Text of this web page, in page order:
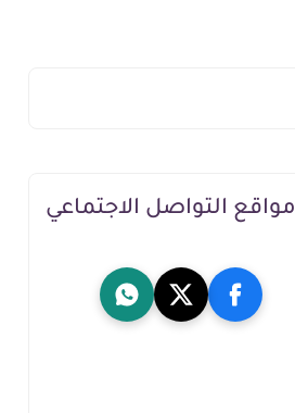
مواقع التواصل الاجتماعي